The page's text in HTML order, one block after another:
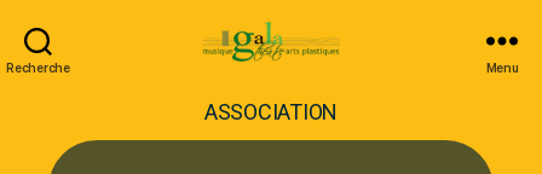
Recherche Menu
ASSOCIATION